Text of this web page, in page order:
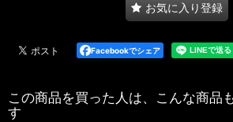
お気に入り登録
Facebookでシェア
この商品を買った人は、こんな商品
す